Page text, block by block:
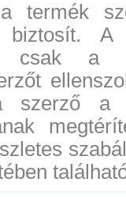
termék
biztosít.
csak a
szerző a